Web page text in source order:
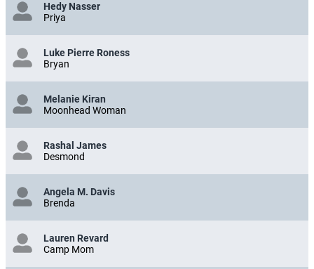
Hedy Nasser
Priya
Luke Pierre Roness
Bryan
Melanie Kiran
Moonhead Woman
Rashal James
Desmond
Angela M. Davis
Brenda
Lauren Revard
Camp Mom